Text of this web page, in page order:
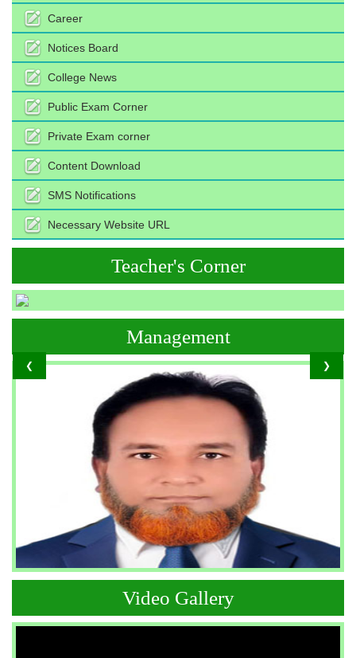
Career
Notices Board
College News
Public Exam Corner
Private Exam corner
Content Download
SMS Notifications
Necessary Website URL
Teacher's Corner
❮ ❯
Management
Video Gallery